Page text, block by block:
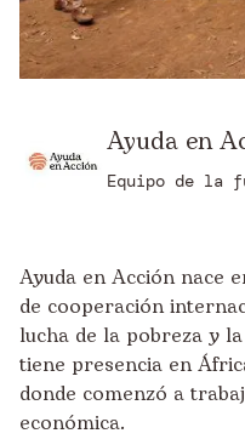
Ayuda en
Equipo de la
Ayuda en Acción nace
de cooperación
lucha de la pobreza y
tiene presencia en
donde comenzó a
económica.